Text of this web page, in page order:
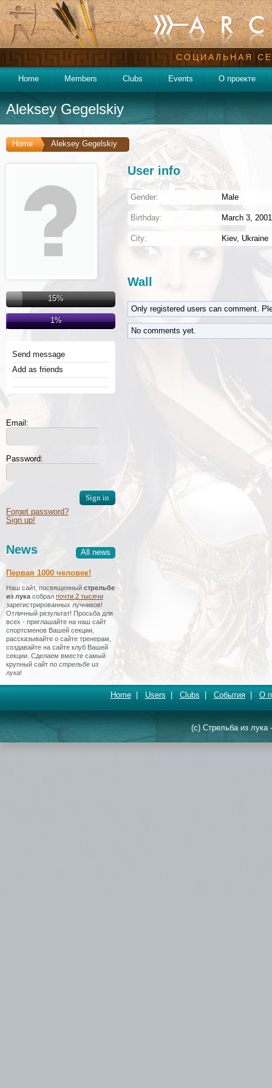
СОЦИАЛЬНАЯ
Home Members Clubs Events О проекте
Aleksey Gegelskiy
Home Aleksey Gegelskiy
15%
1%
Send message
Add as friends
Email:
Password:
Forget password?
Sign up!
All news
News
Первая 1000 человек!
Наш сайт, посвященный стрельбе
из лука собрал почти 2 тысячи
зарегистрированных лучников!
Отличный результат! Просьба для
всех - приглашайте на наш сайт
спортсменов Вашей секции,
рассказывайте о сайте тренерам,
создавайте на сайте клуб Вашей
секции. Сделаем вместе самый
крупный сайт по стрельбе из
лука!
User info
Gender: Male
Birthday: March 3,
City: Kiev, Ukraine
Wall
Only registered users can comment.
No comments yet.
Home| Users Clubs События| О
(c) Стрельба из лука